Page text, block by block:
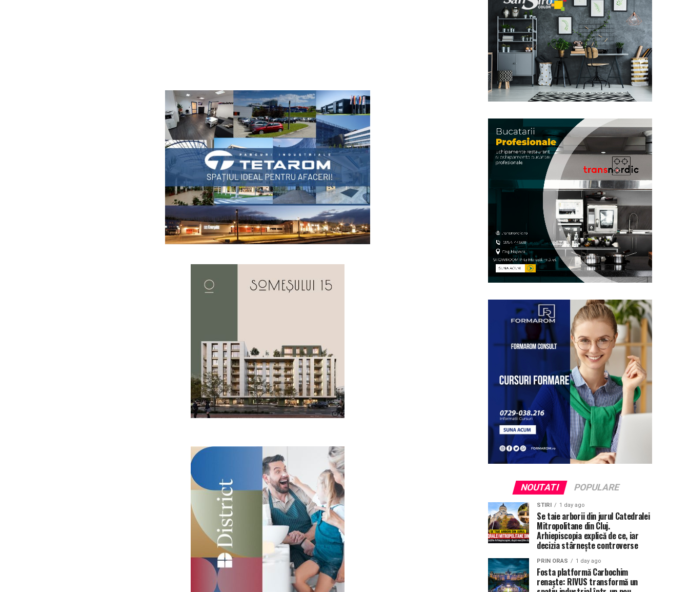
NOUTATI POPULARE
STIRI 1 day ago
Se taie arborii din jurul Catedralei
Mitropolitane din Cluj.
Arhiepiscopia explică de ce, iar
decizia stârnește controverse
PRIN ORAS 1 day ago
Fosta platformă Carbochim
renaște: RIVUS transformă un